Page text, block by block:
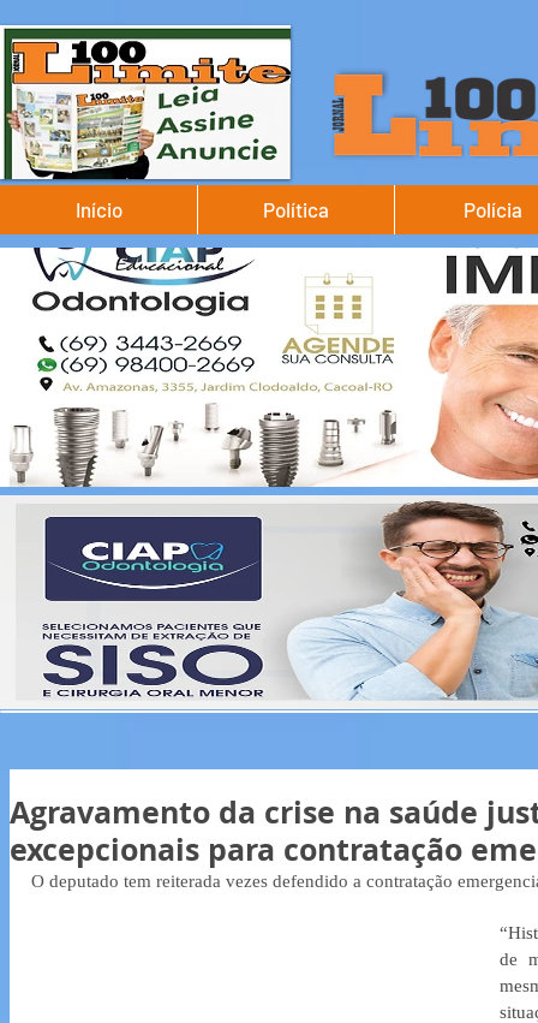
Início Política Polícia
Agravamento da crise na saúde
excepcionais para contratação
O deputado tem reiterada vezes defendido a contratação
de